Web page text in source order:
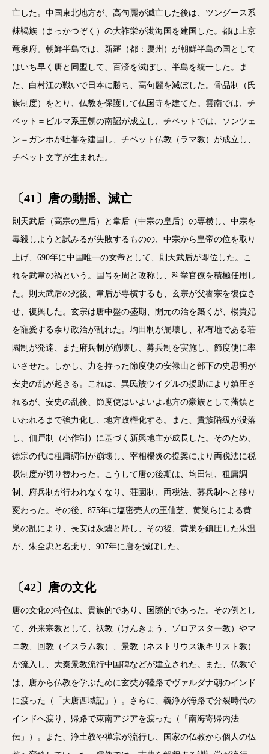
亡した。中国東北地方が、高句麗が滅亡した後は、ツングース系
靺鞨族（まっかつぞく）の大祚栄が渤海国を建国した。都は上京
竜泉府。朝鮮半島では、新羅（都：慶州）が朝鮮半島の国として
はいち早く唐と同盟して、百済を滅ぼし、半島を統一した。ま
た、白村江の戦いで日本に勝ち、高句麗を滅ぼした。骨品制（氏
族制度）をとり、仏教を保護して仏国寺を建てた。雲南では、チ
ベット＝ビルマ系王朝の南詔が成立し、チベットでは、ソンツェ
ン＝ガンポが吐蕃を建国し、チベット仏教（ラマ教）が成立し、
チベット文字が生まれた。
〔41〕唐の動揺、滅亡
則天武后（高宗の皇后）と韋后（中宗の皇后）の専横し、中宗を
毒殺しようと試みるが失敗するものの、中宗から皇帝の位を取り
上げ、690年に中国唯一の女帝として、則天武后が即位した。こ
れを武韋の禍という。国号を周と改称し、科挙官僚を積極任用し
た。則天武后の死後、韋后が専横するも、玄宗が父睿宗を復位さ
せ、復興した。玄宗は唐中盤の盛期、開元の治を築くが、楊貴妃
を寵愛する余り政治が乱れた。均田制が崩壊し、私有地である荘
園制が発達、また府兵制が崩壊し、募兵制を実施し、節度使に率
いさせた。しかし、力を持った節度使の安禄山と部下の史思明が
安史の乱が起きる。これは、異民族ウイグルの援助により鎮圧さ
れるが、安史の乱後、節度使はいよいよ地方の豪族として藩鎮と
いわれるまで強力化し、地方政権化する。また、貴族階級が没落
し、佃戸制（小作制）に基づく新興地主が成長した。そのため、
徳宗の代に租庸調制が崩壊し、宰相楊炎の提案により両税法に税
収制度が切り替わった。こうして唐の後期は、均田制、租庸調
制、府兵制が行われなくなり、荘園制、両税法、募兵制へと移り
変わった。その後、875年に塩密売人の王仙芝、黄巣らによる黄
巣の乱により、長安は灰燼と帰し、その後、黄巣を鎮圧した朱温
が、朱全忠と名乗り、907年に唐を滅ぼした。
〔42〕唐の文化
唐の文化の特色は、貴族的であり、国際的であった。その例とし
て、外来宗教として、祆教（けんきょう、ゾロアスター教）やマ
ニ教、回教（イスラム教）、景教（ネストリウス派キリスト教）
が流入し、大秦景教流行中国碑などが建立された。また、仏教で
は、唐から仏教を学ぶために玄奘が陸路でヴァルダナ朝のインド
に渡った（「大唐西域記」）。さらに、義浄が海路で分裂時代の
インドへ渡り、帰路で東南アジアを渡った（「南海寄帰内法
伝」）。また、浄土教や禅宗が流行し、国家の仏教から個人の仏